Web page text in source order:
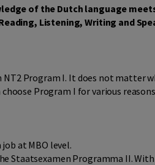
of the Dutch language
Listening, Writing and
NT2 Program I. It does not matter
Program I for various
at MBO level.
Staatsexamen Programma II.